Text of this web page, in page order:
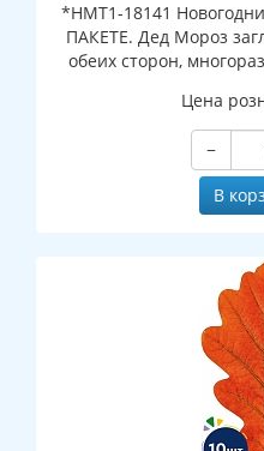
*НМТ1-18141
ПАКЕТЕ. Дед Мороз
обеих сторон,
упаковке, с
Цена
−
В